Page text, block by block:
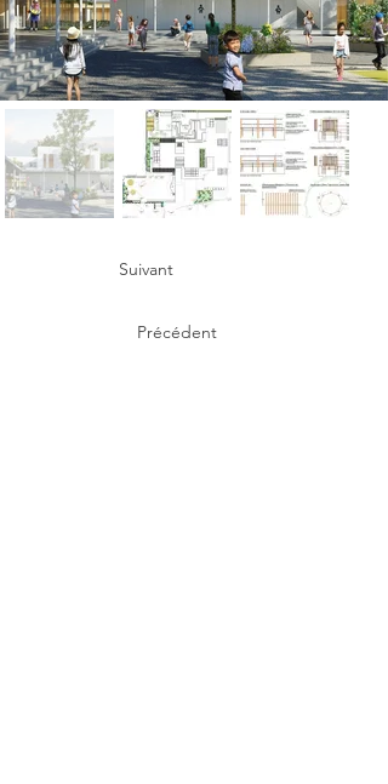
Suivant
Précédent